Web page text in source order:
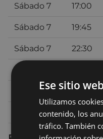
Sábado 7 17:00
Sábado 7 19:45
Sábado 7 22:30
Domingo 8
Domingo 8 20:00
Lunes 9 19:30
Ese sitio
Utilizamos
contenido, los
tráfico. También